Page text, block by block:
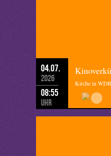
04.07.
2026
08:55
Uhr
Kirche in